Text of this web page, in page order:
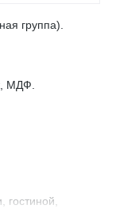
группа).
МДФ.